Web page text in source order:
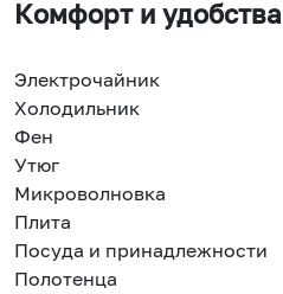
Комфорт и удобства
Электрочайник
Холодильник
Фен
Утюг
Микроволновка
Плита
Посуда и принадлежности
Полотенца